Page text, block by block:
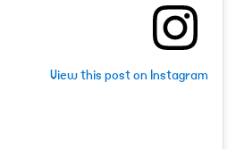
View this post on Instagram